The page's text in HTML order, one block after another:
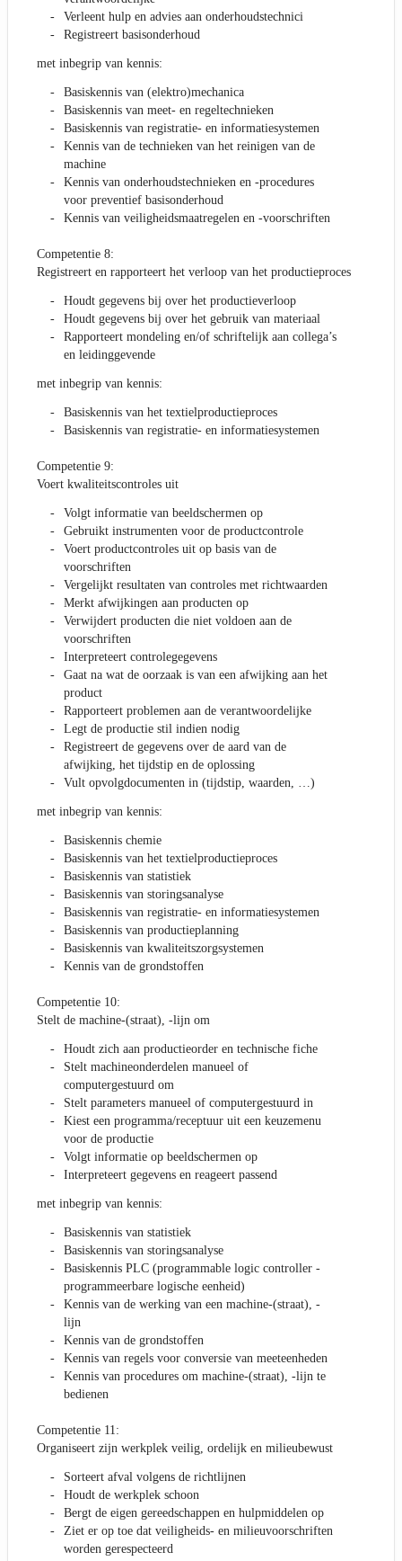
Verleent hulp en advies aan onderhoudstechnici
Registreert basisonderhoud
met inbegrip van kennis:
Basiskennis van (elektro)mechanica
Basiskennis van meet- en regeltechnieken
Basiskennis van registratie- en informatiesystemen
Kennis van de technieken van het reinigen van de
machine
Kennis van onderhoudstechnieken en -procedures
voor preventief basisonderhoud
Kennis van veiligheidsmaatregelen en -voorschriften
Competentie 8:
Registreert en rapporteert het verloop van het productieproces
Houdt gegevens bij over het productieverloop
Houdt gegevens bij over het gebruik van materiaal
Rapporteert mondeling en/of schriftelijk aan collega’s
en leidinggevende
met inbegrip van kennis:
Basiskennis van het textielproductieproces
Basiskennis van registratie- en informatiesystemen
Competentie 9:
Voert kwaliteitscontroles uit
Volgt informatie van beeldschermen op
Gebruikt instrumenten voor de productcontrole
Voert productcontroles uit op basis van de
voorschriften
Vergelijkt resultaten van controles met richtwaarden
Merkt afwijkingen aan producten op
Verwijdert producten die niet voldoen aan de
voorschriften
Interpreteert controlegegevens
Gaat na wat de oorzaak is van een afwijking aan het
product
Rapporteert problemen aan de verantwoordelijke
Legt de productie stil indien nodig
Registreert de gegevens over de aard van de
afwijking, het tijdstip en de oplossing
Vult opvolgdocumenten in (tijdstip, waarden, …)
met inbegrip van kennis:
Basiskennis chemie
Basiskennis van het textielproductieproces
Basiskennis van statistiek
Basiskennis van storingsanalyse
Basiskennis van registratie- en informatiesystemen
Basiskennis van productieplanning
Basiskennis van kwaliteitszorgsystemen
Kennis van de grondstoffen
Competentie 10:
Stelt de machine-(straat), -lijn om
Houdt zich aan productieorder en technische fiche
Stelt machineonderdelen manueel of
computergestuurd om
Stelt parameters manueel of computergestuurd in
Kiest een programma/receptuur uit een keuzemenu
voor de productie
Volgt informatie op beeldschermen op
Interpreteert gegevens en reageert passend
met inbegrip van kennis:
Basiskennis van statistiek
Basiskennis van storingsanalyse
Basiskennis PLC (programmable logic controller -
programmeerbare logische eenheid)
Kennis van de werking van een machine-(straat), -
lijn
Kennis van de grondstoffen
Kennis van regels voor conversie van meeteenheden
Kennis van procedures om machine-(straat), -lijn te
bedienen
Competentie 11:
Organiseert zijn werkplek veilig, ordelijk en milieubewust
Sorteert afval volgens de richtlijnen
Houdt de werkplek schoon
Bergt de eigen gereedschappen en hulpmiddelen op
Ziet er op toe dat veiligheids- en milieuvoorschriften
worden gerespecteerd